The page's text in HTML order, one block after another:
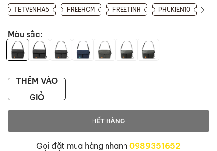
TETVENHA5 FREEHCM FREETINH PHUKIEN10
Màu sắc:
THÊM VÀO
GIỎ
HẾT HÀNG
Gọi đặt mua hàng nhanh 0989351652